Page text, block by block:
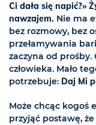
Ci dała się napić?»
nawzajem. Nie ma
bez rozmowy, bez
przełamywania
zaczyna od prośby.
człowieka. Mało
potrzebuje: Daj Mi
Może chcąc kogoś
przyjąć postawę,